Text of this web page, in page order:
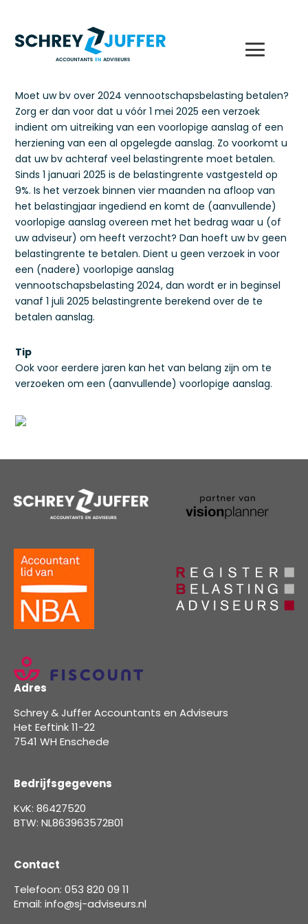
Moet uw bv over 2024 vennootschapsbelasting betalen?
Zorg er dan voor dat u vóór 1 mei 2025 een verzoek
indient om uitreiking van een voorlopige aanslag of een
herziening van een al opgelegde aanslag. Zo voorkomt u
dat uw bv achteraf veel belastingrente moet betalen.
Sinds 1 januari 2025 is de belastingrente vastgesteld op
9%. Is het verzoek binnen vier maanden na afloop van
het belastingjaar ingediend en komt de (aanvullende)
voorlopige aanslag overeen met het bedrag waar u (of
uw adviseur) om heeft verzocht? Dan hoeft uw bv geen
belastingrente te betalen. Dient u geen verzoek in voor
een (nadere) voorlopige aanslag
vennootschapsbelasting 2024, dan wordt er in beginsel
vanaf 1 juli 2025 belastingrente berekend over de te
betalen aanslag.
Tip
Ook voor eerdere jaren kan het van belang zijn om te
verzoeken om een (aanvullende) voorlopige aanslag.
Adres
Schrey & Juffer Accountants en Adviseurs
Het Eeftink 11-22
7541 WH Enschede
Bedrijfsgegevens
KvK: 86427520
BTW: NL863963572B01
Contact
Telefoon: 053 820 09 11
Email: info@sj-adviseurs.nl